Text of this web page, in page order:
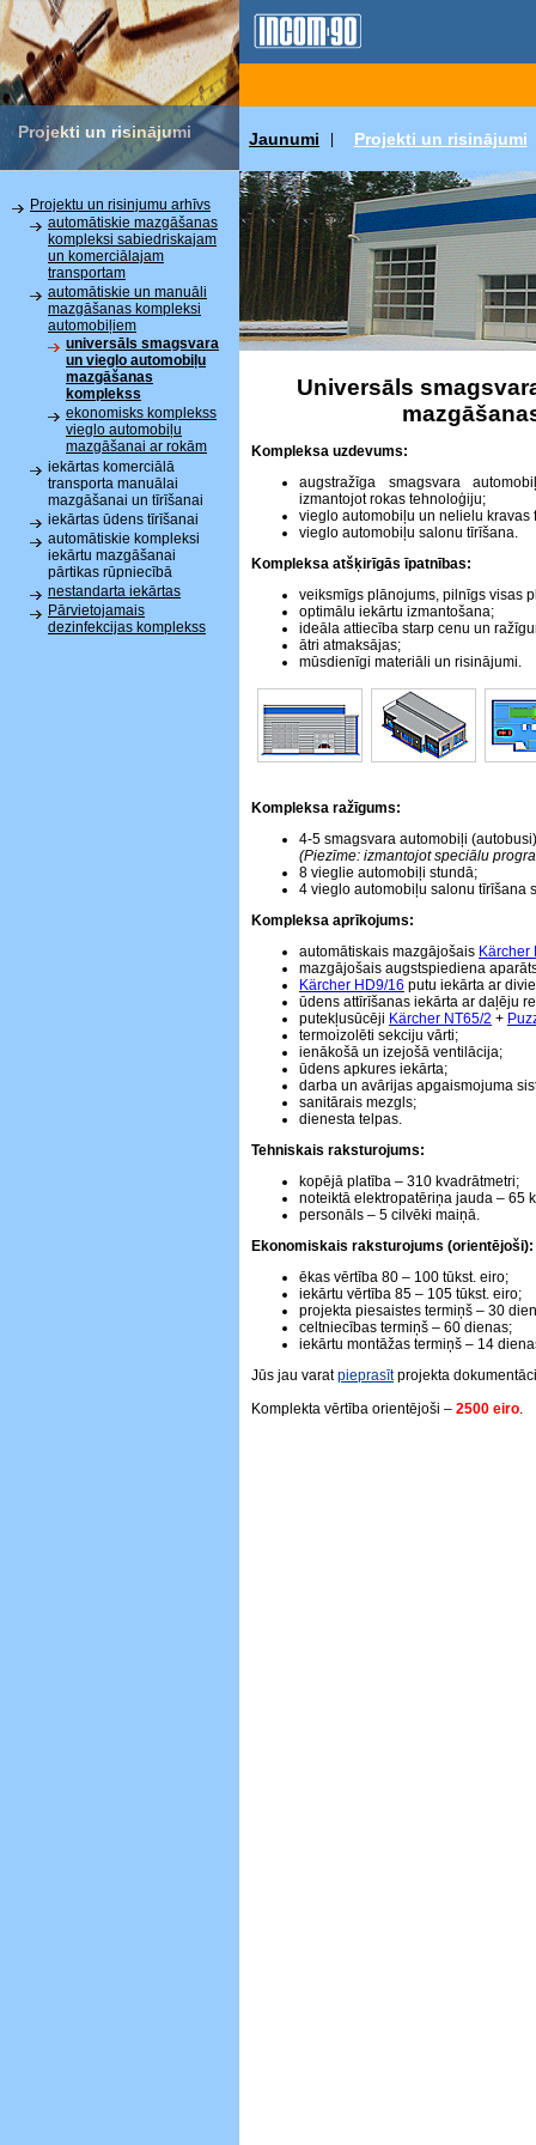
Projekti un risinājumi Jaunumi Projekti un risinājumi
Projektu un risinjumu arhīvs
automātiskie mazgāšanas
kompleksi sabiedriskajam
un komerciālajam
transportam
automātiskie un manuāli
mazgāšanas kompleksi
automobiļiem
universāls smagsvara
un vieglo automobiļu
mazgāšanas
komplekss
ekonomisks komplekss
vieglo automobiļu
mazgāšanai ar rokām
iekārtas komerciālā
transporta manuālai
mazgāšanai un tīrīšanai
iekārtas ūdens tīrīšanai
automātiskie kompleksi
iekārtu mazgāšanai
pārtikas rūpniecībā
nestandarta iekārtas
Pārvietojamais
dezinfekcijas komplekss
Universāls
Kompleksa uzdevums:
augstražīga smagsvara
izmantojot rokas tehnoloģiju;
vieglo automobiļu un nelielu kravas
vieglo automobiļu salonu tīrīšana.
Kompleksa atšķirīgās īpatnības:
veiksmīgs plānojums, pilnīgs visas
optimālu iekārtu izmantošana;
ideāla attiecība starp cenu un
ātri atmaksājas;
mūsdienīgi materiāli un risinājumi.
Kompleksa ražīgums:
4-5 smagsvara automobiļi
(Piezīme: izmantojot speciālu
8 vieglie automobiļi stundā;
4 vieglo automobiļu salonu tīrīšana
Kompleksa aprīkojums:
automātiskais mazgājošais Kärcher
mazgājošais augstspiediena
Kärcher HD9/16 putu iekārta ar
ūdens attīrīšanas iekārta ar daļēju
putekļusūcēji Kärcher NT65/2 +
termoizolēti sekciju vārti;
ienākošā un izejošā ventilācija;
ūdens apkures iekārta;
darba un avārijas apgaismojuma
sanitārais mezgls;
dienesta telpas.
Tehniskais raksturojums:
kopējā platība – 310 kvadrātmetri;
noteiktā elektropatēriņa jauda – 65
personāls – 5 cilvēki maiņā.
Ekonomiskais raksturojums (orientējoši):
ēkas vērtība 80 – 100 tūkst. eiro;
iekārtu vērtība 85 – 105 tūkst. eiro;
projekta piesaistes termiņš – 30
celtniecības termiņš – 60 dienas;
iekārtu montāžas termiņš – 14
Jūs jau varatpieprasītprojekta
Komplekta vērtība orientējoši – 2500 eiro.